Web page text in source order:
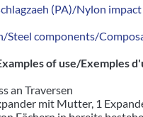
(PA)/Nylon
Steel components/
of use/Exemples
an Traversen
mit Mutter, 1